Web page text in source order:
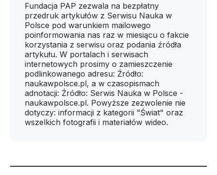
Fundacja PAP zezwala na bezpłatny
przedruk artykułów z Serwisu Nauka w
Polsce pod warunkiem mailowego
poinformowania nas raz w miesiącu o fakcie
korzystania z serwisu oraz podania źródła
artykułu. W portalach i serwisach
internetowych prosimy o zamieszczenie
podlinkowanego adresu: Źródło:
naukawpolsce.pl, a w czasopismach
adnotacji: Źródło: Serwis Nauka w Polsce -
naukawpolsce.pl. Powyższe zezwolenie nie
dotyczy: informacji z kategorii "Świat" oraz
wszelkich fotografii i materiałów wideo.